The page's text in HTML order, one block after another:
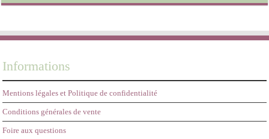
Informations
Mentions légales et Politique de confidentialité
Conditions générales de vente
Foire aux questions